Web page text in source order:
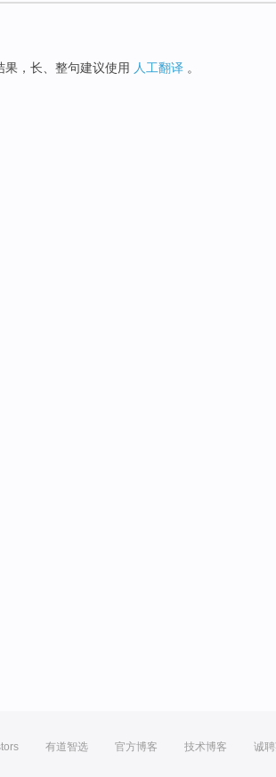
果，长、整句建议使用 人工翻译 。
有道智选 官方博客 技术博客 诚